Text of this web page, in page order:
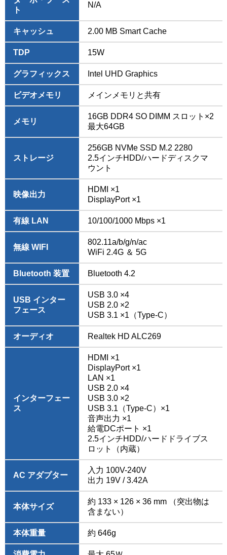
ト
N/A
キャッシュ 2.00 MB Smart Cache
TDP 15W
グラフィックス Intel UHD Graphics
ビデオメモリ メインメモリと共有
メモリ
16GB DDR4 SO DIMM スロット×2
最大64GB
ストレージ
256GB NVMe SSD M.2 2280
2.5インチHDD/ハードディスクマ
ウント
映像出力
HDMI ×1
DisplayPort ×1
有線 LAN 10/100/1000 Mbps ×1
無線 WIFI
802.11a/b/g/n/ac
WiFi 2.4G ＆ 5G
Bluetooth 装置 Bluetooth 4.2
USB インター
フェース
USB 3.0 ×4
USB 2.0 ×2
USB 3.1 ×1（Type-C）
オーディオ Realtek HD ALC269
インターフェー
ス
HDMI ×1
DisplayPort ×1
LAN ×1
USB 2.0 ×4
USB 3.0 ×2
USB 3.1（Type-C）×1
音声出力 ×1
給電DCポート ×1
2.5インチHDD/ハードドライブス
ロット（内蔵）
AC アダプター
入力 100V-240V
出力 19V / 3.42A
本体サイズ
約 133 × 126 × 36 mm （突出物は
含まない）
本体重量 約 646g